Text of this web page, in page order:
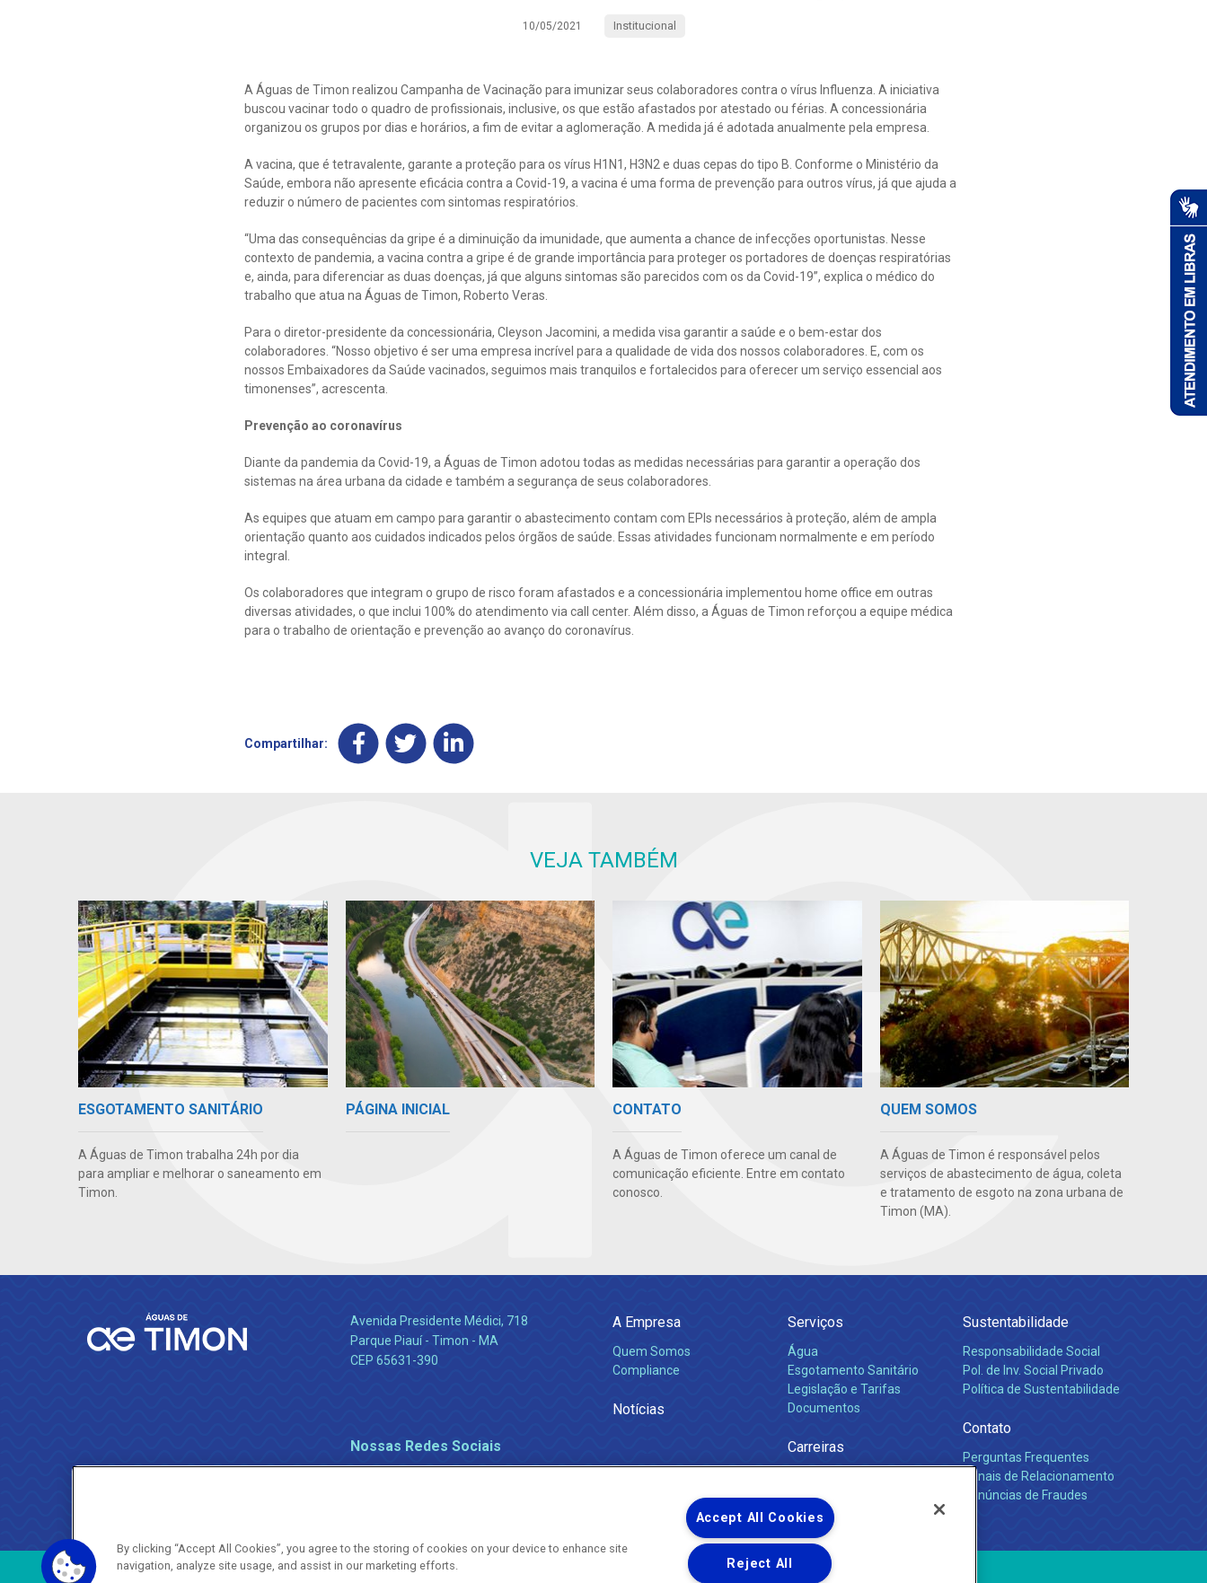
10/05/2021 Institucional
A Águas de Timon realizou Campanha de Vacinação para imunizar seus colaboradores contra o vírus Influenza. A iniciativa
buscou vacinar todo o quadro de profissionais, inclusive, os que estão afastados por atestado ou férias. A concessionária
organizou os grupos por dias e horários, a fim de evitar a aglomeração. A medida já é adotada anualmente pela empresa.
A vacina, que é tetravalente, garante a proteção para os vírus H1N1, H3N2 e duas cepas do tipo B. Conforme o Ministério da
Saúde, embora não apresente eficácia contra a Covid-19, a vacina é uma forma de prevenção para outros vírus, já que ajuda a
reduzir o número de pacientes com sintomas respiratórios.
“Uma das consequências da gripe é a diminuição da imunidade, que aumenta a chance de infecções oportunistas. Nesse
contexto de pandemia, a vacina contra a gripe é de grande importância para proteger os portadores de doenças respiratórias
e, ainda, para diferenciar as duas doenças, já que alguns sintomas são parecidos com os da Covid-19”, explica o médico do
trabalho que atua na Águas de Timon, Roberto Veras.
Para o diretor-presidente da concessionária, Cleyson Jacomini, a medida visa garantir a saúde e o bem-estar dos
colaboradores. “Nosso objetivo é ser uma empresa incrível para a qualidade de vida dos nossos colaboradores. E, com os
nossos Embaixadores da Saúde vacinados, seguimos mais tranquilos e fortalecidos para oferecer um serviço essencial aos
timonenses”, acrescenta.
Prevenção ao coronavírus
Diante da pandemia da Covid-19, a Águas de Timon adotou todas as medidas necessárias para garantir a operação dos
sistemas na área urbana da cidade e também a segurança de seus colaboradores.
As equipes que atuam em campo para garantir o abastecimento contam com EPIs necessários à proteção, além de ampla
orientação quanto aos cuidados indicados pelos órgãos de saúde. Essas atividades funcionam normalmente e em período
integral.
Os colaboradores que integram o grupo de risco foram afastados e a concessionária implementou home office em outras
diversas atividades, o que inclui 100% do atendimento via call center. Além disso, a Águas de Timon reforçou a equipe médica
para o trabalho de orientação e prevenção ao avanço do coronavírus.
Compartilhar:
VEJA TAMBÉM
ESGOTAMENTO SANITÁRIO
A Águas de Timon trabalha 24h por dia
para ampliar e melhorar o saneamento em
Timon.
PÁGINA INICIAL CONTATO
A Águas de Timon oferece um canal de
comunicação eficiente. Entre em contato
conosco.
QUEM SOMOS
A Águas de Timon é responsável pelos
serviços de abastecimento de água, coleta
e tratamento de esgoto na zona urbana de
Timon (MA).
Avenida Presidente Médici, 718
Parque Piauí - Timon - MA
CEP 65631-390
Nossas Redes Sociais
A Empresa
Quem Somos
Compliance
Notícias
Serviços
Água
Esgotamento Sanitário
Legislação e Tarifas
Documentos
Carreiras
Sustentabilidade
Responsabilidade Social
Pol. de Inv. Social Privado
Política de Sustentabilidade
Contato
Perguntas Frequentes
Canais de Relacionamento
Denúncias de Fraudes
By clicking “Accept All Cookies”, you agree to the storing of cookies on your device to enhance site
navigation, analyze site usage, and assist in our marketing efforts.
Accept All Cookies
Reject All